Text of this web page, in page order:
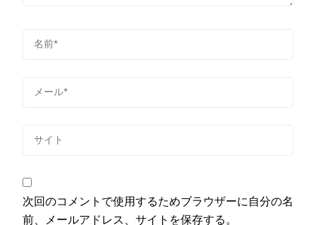
次回のコメントで使用するためブラウザーに自分の名
前、メールアドレス、サイトを保存する。